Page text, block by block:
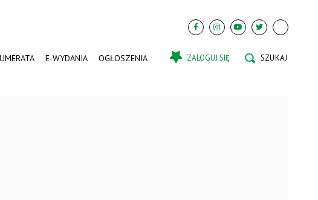
E-WYDANIA OGŁOSZENIA ZALOGUJ SIĘ